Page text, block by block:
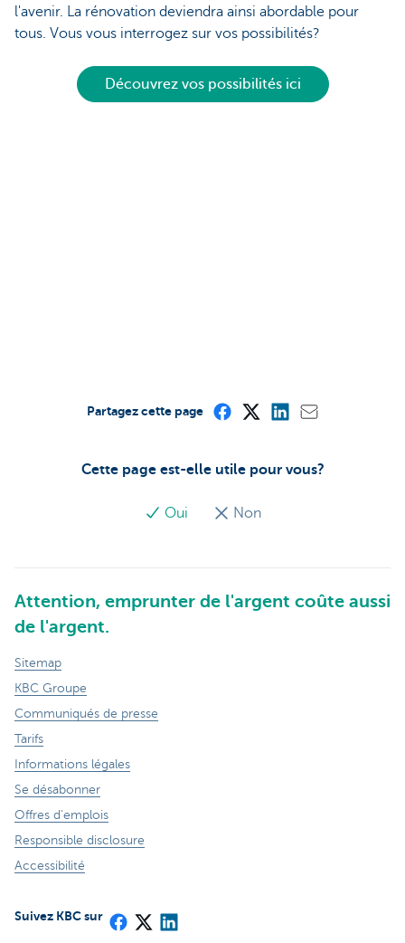
l'avenir. La rénovation deviendra ainsi abordable pour
tous. Vous vous interrogez sur vos possibilités?
Découvrez vos possibilités ici
Cette page est-elle utile pour vous?
Oui Non
Partagez cette page
Attention, emprunter de l'argent coûte aussi
de l'argent.
Sitemap
KBC Groupe
Communiqués de presse
Tarifs
Informations légales
Se désabonner
Offres d'emplois
Responsible disclosure
Accessibilité
Suivez KBC sur